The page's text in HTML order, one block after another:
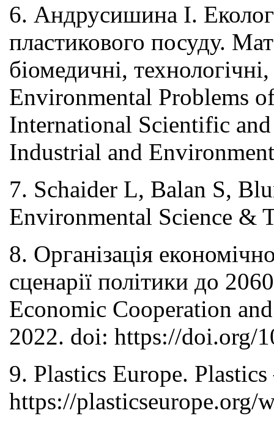
6. Андрусишина І.
пластикового посуду.
біомедичні,
Environmental Problems
International Scientific
Industrial and
7. Schaider L, Balan S,
Environmental Science &
8. Організація
сценарії політики до
Economic Cooperation
2022. doi: https://doi.org/
9. Plastics Europe.
https://plasticseurope.org/